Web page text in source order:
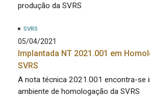
produção da SVRS
SVRS
05/04/2021
Implantada NT 2021.001 em
SVRS
A nota técnica 2021.001 encontra-se
ambiente de homologação da SVRS